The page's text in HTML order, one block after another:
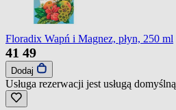
Floradix Wapń i Magnez, płyn, 250 ml
41 49
Dodaj
Usługa rezerwacji jest usługą domyślną